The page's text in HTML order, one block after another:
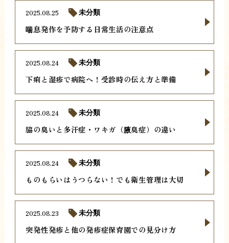
喘息発作を予防する日常生活の注意点
2025.08.25 未分類
下痢と湿疹で病院へ！受診時の伝え方と準備
2025.08.24 未分類
脇の臭いと多汗症・ワキガ（腋臭症）の違い
2025.08.24 未分類
ものもらいはうつらない！でも衛生管理は大切
2025.08.24 未分類
突発性発疹と他の発疹症保育園での見分け方
2025.08.23 未分類